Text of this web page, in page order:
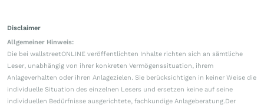
Disclaimer
Allgemeiner Hinweis:
Die bei wallstreetONLINE veröffentlichten Inhalte richten sich an sämtliche
Leser, unabhängig von ihrer konkreten Vermögenssituation, ihrem
Anlageverhalten oder ihren Anlagezielen. Sie berücksichtigen in keiner Weise die
individuelle Situation des einzelnen Lesers und ersetzen keine auf seine
individuellen Bedürfnisse ausgerichtete, fachkundige Anlageberatung.Der